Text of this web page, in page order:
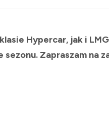
Hypercar, jak i
Zapraszam na